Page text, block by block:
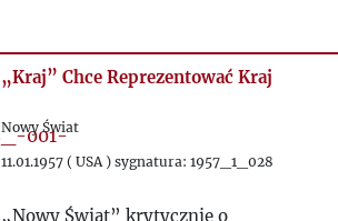
1991
„Kraj” Chce Reprezentować Kraj
Nowy Świat
11.01.1957 ( USA ) sygnatura: 1957_1_028
„Nowy Świat” krytycznie o